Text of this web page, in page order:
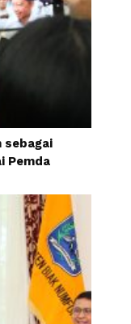
sebagai
Pemda